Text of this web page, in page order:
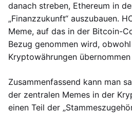
danach streben, Ethereum in
„Finanzzukunft“ auszubauen.
Meme, auf das in der Bitcoin-
Bezug genommen wird,
Kryptowährungen
Zusammenfassend kann man
der zentralen Memes in der
einen Teil der